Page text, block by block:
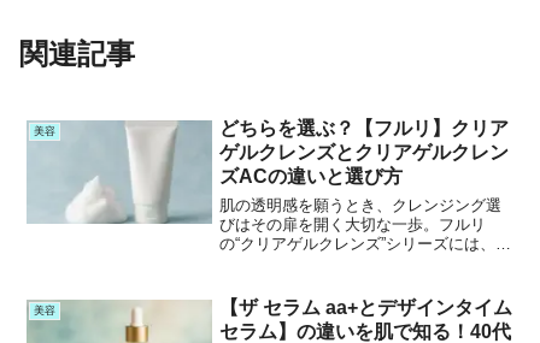
関連記事
美容
どちらを選ぶ？【フルリ】クリア
ゲルクレンズとクリアゲルクレン
ズACの違いと選び方
肌の透明感を願うとき、クレンジング選
びはその扉を開く大切な一歩。フルリ
の“クリアゲルクレンズ”シリーズには、素
い心地を比べながら、あなたが今求めて
いる“答え”を見つけ...
美容
【ザ セラム aa+とデザインタイム
セラム】の違いを肌で知る！40代